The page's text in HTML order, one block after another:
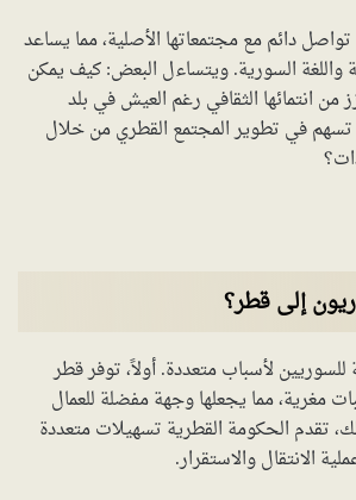
دائم مع مجتمعاتها الأصلية، مما يساعد
واللغة السورية. ويتساءل البعض: كيف يمكن
من انتمائها الثقافي رغم العيش في بلد
في تطوير المجتمع القطري من خلال
إلى قطر؟
لأسباب متعددة. أولاً، توفر قطر
مغرية، مما يجعلها وجهة مفضلة للعمال
تقدم الحكومة القطرية تسهيلات متعددة
الانتقال والاستقرار.